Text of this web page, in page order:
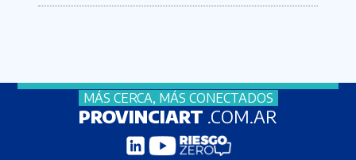
MÁS CERCA, MÁS CONECTADOS
PROVINCIART .COM.AR